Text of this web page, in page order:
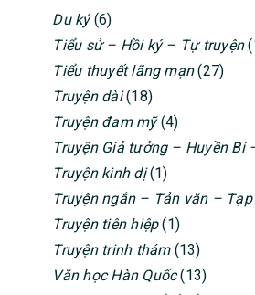
Du ký(6)
Tiểu sử – Hồi ký – Tự truyện
Tiểu thuyết lãng mạn(27)
Truyện dài(18)
Truyện đam mỹ(4)
Truyện Giả tưởng – Huyền Bí
Truyện kinh dị(1)
Truyện ngắn – Tản văn –
Truyện tiên hiệp(1)
Truyện trinh thám(13)
Văn học Hàn Quốc(13)